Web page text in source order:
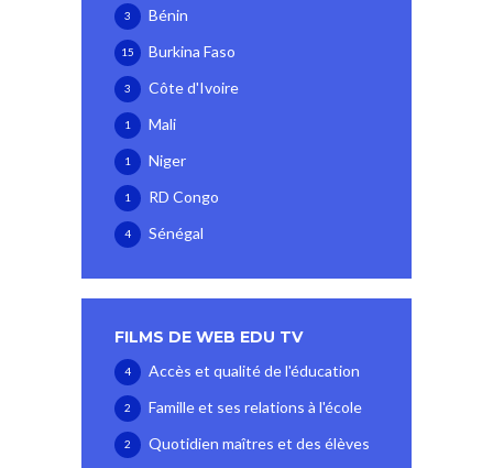
Bénin
3
Burkina Faso
15
Côte d'Ivoire
3
Mali
1
Niger
1
RD Congo
1
Sénégal
4
FILMS DE WEB EDU TV
Accès et qualité de l'éducation
4
Famille et ses relations à l'école
2
Quotidien maîtres et des élèves
2